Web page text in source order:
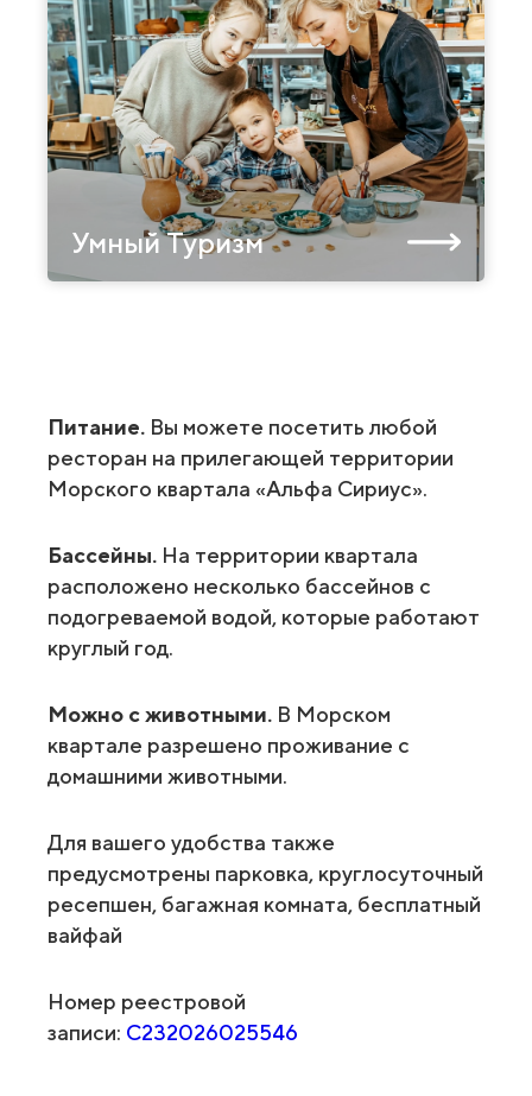
Умный Туризм
Питание. Вы можете посетить любой
ресторан на прилегающей территории
Морского квартала «Альфа Сириус».
Бассейны. На территории квартала
расположено несколько бассейнов с
подогреваемой водой, которые работают
круглый год.
Можно с животными. В Морском
квартале разрешено проживание с
домашними животными.
Для вашего удобства также
предусмотрены парковка, круглосуточный
ресепшен, багажная комната, бесплатный
вайфай
Номер реестровой
записи: С232026025546